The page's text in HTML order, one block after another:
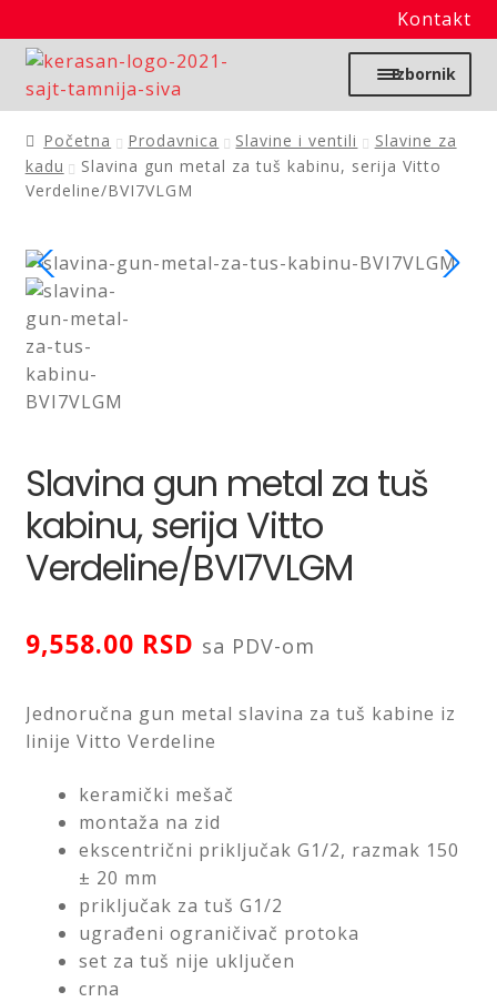
Kontakt
Preskoči
na
navigaciju
Skoči
na
sadržaj
Izbornik
Početna
Moj nalog
Prodavnica
Izdvajamo
Noviteti
Kupatilska galanterija
LED ogledala
Slavine i ventili
Proširi
Tuš kabine
Tuševi
WC daske
Pribor za majstore
Početna Prodavnica Slavine i ventili
Slavine za
kadu
Slavina gun metal za tuš kabinu, serija Vitto
Verdeline/BVI7VLGM
Slavina gun metal za tuš
kabinu, serija Vitto
Verdeline/BVI7VLGM
9,558.00 RSD sa PDV-om
Jednoručna gun metal slavina za tuš kabine iz
linije Vitto Verdeline
keramički mešač
montaža na zid
ekscentrični priključak G1/2, razmak 150
± 20 mm
priključak za tuš G1/2
ugrađeni ograničivač protoka
set za tuš nije uključen
crna